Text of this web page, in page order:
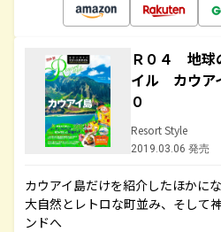
Ｒ０４ 地球
イル カウア
０
Resort Style
2019.03.06 発売
カウアイ島だけを紹介したほかに
大自然とレトロな町並み、そして
ンドへ